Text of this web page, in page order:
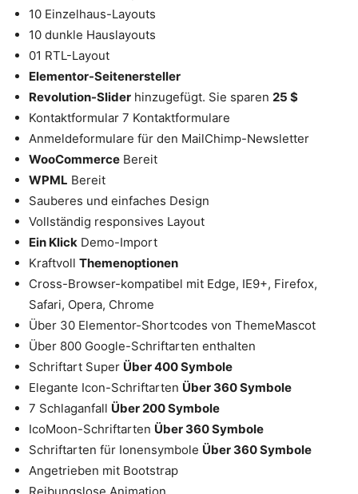
10 Einzelhaus-Layouts
10 dunkle Hauslayouts
01 RTL-Layout
Elementor-Seitenersteller
Revolution-Slider hinzugefügt. Sie sparen 25 $
Kontaktformular 7 Kontaktformulare
Anmeldeformulare für den MailChimp-Newsletter
WooCommerce Bereit
WPML Bereit
Sauberes und einfaches Design
Vollständig responsives Layout
Ein Klick Demo-Import
Kraftvoll Themenoptionen
Cross-Browser-kompatibel mit Edge, IE9+, Firefox,
Safari, Opera, Chrome
Über 30 Elementor-Shortcodes von ThemeMascot
Über 800 Google-Schriftarten enthalten
Schriftart Super Über 400 Symbole
Elegante Icon-Schriftarten Über 360 Symbole
7 Schlaganfall Über 200 Symbole
IcoMoon-Schriftarten Über 360 Symbole
Schriftarten für Ionensymbole Über 360 Symbole
Angetrieben mit Bootstrap